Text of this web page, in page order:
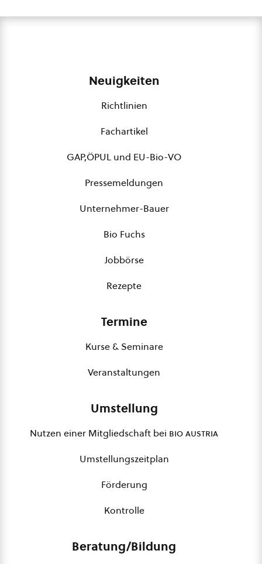
Neuigkeiten
Richtlinien
Fachartikel
GAP,ÖPUL und EU-Bio-VO
Pressemeldungen
Unternehmer-Bauer
Bio Fuchs
Jobbörse
Rezepte
Termine
Kurse & Seminare
Veranstaltungen
Umstellung
Nutzen einer Mitgliedschaft bei bio austria
Umstellungszeitplan
Förderung
Kontrolle
Beratung/Bildung